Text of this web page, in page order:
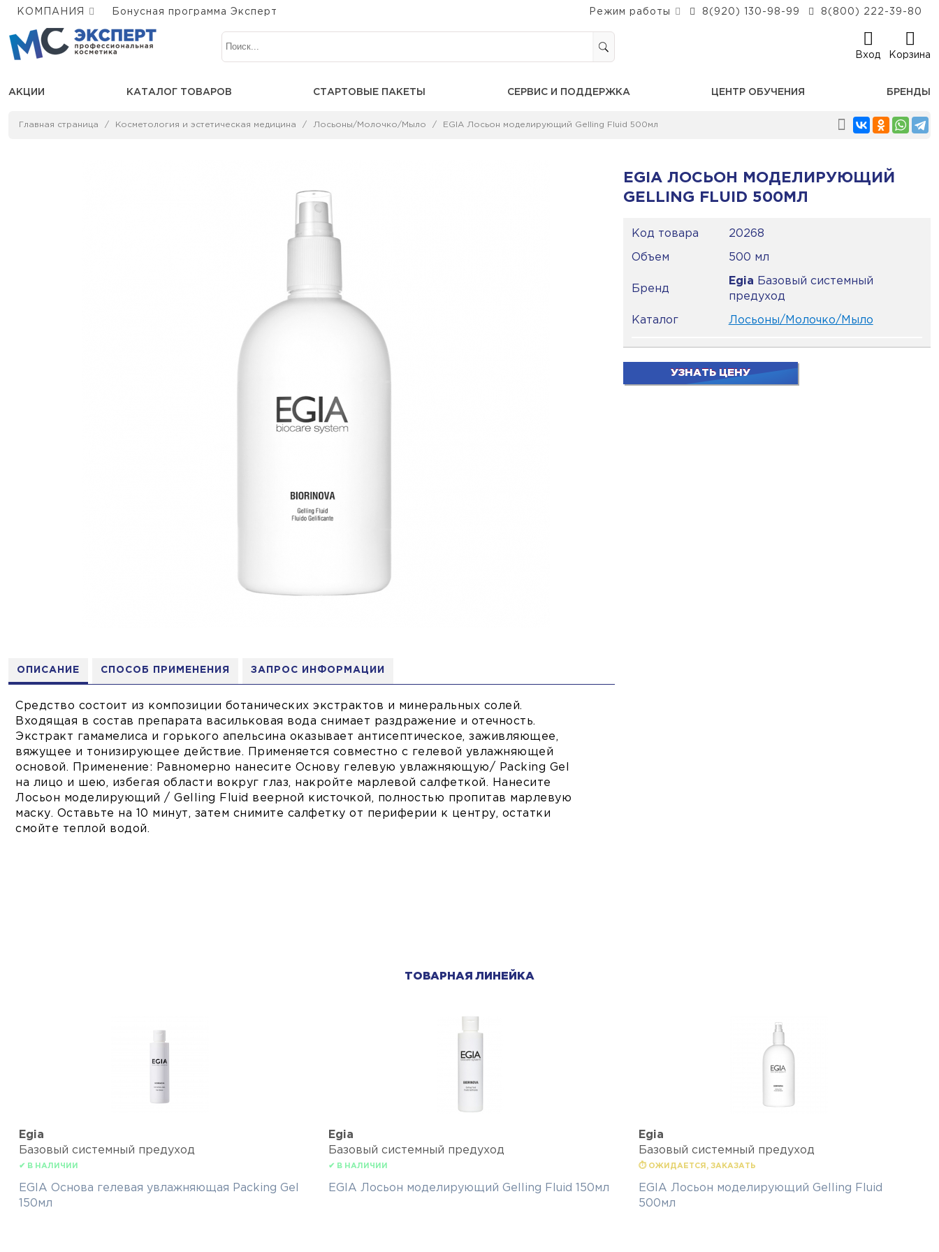
КОМПАНИЯ Бонусная программа Эксперт Режим работы 8(920) 130-98-99 8(800) 222-39-80
Вход Корзина
АКЦИИ КАТАЛОГ ТОВАРОВ СТАРТОВЫЕ ПАКЕТЫ СЕРВИС И ПОДДЕРЖКА ЦЕНТР ОБУЧЕНИЯ БРЕНДЫ
Главная страница Косметология и эстетическая медицина Лосьоны/Молочко/Мыло EGIA Лосьон моделирующий Gelling Fluid 500мл
ОПИСАНИЕ СПОСОБ ПРИМЕНЕНИЯ ЗАПРОС ИНФОРМАЦИИ
Средство состоит из композиции ботанических экстрактов и минеральных солей.
Входящая в состав препарата васильковая вода снимает раздражение и отечность.
Экстракт гамамелиса и горького апельсина оказывает антисептическое, заживляющее,
вяжущее и тонизирующее действие. Применяется совместно с гелевой увлажняющей
основой. Применение: Равномерно нанесите Основу гелевую увлажняющую/ Packing Gel
на лицо и шею, избегая области вокруг глаз, накройте марлевой салфеткой. Нанесите
Лосьон моделирующий / Gelling Fluid веерной кисточкой, полностью пропитав марлевую
маску. Оставьте на 10 минут, затем снимите салфетку от периферии к центру, остатки
смойте теплой водой.
EGIA ЛОСЬОН МОДЕЛИРУЮЩИЙ
GELLING FLUID 500МЛ
Код товара 20268
Объем 500 мл
Бренд
Egia Базовый системный
предуход
Каталог Лосьоны/Молочко/Мыло
УЗНАТЬ ЦЕНУ
ТОВАРНАЯ ЛИНЕЙКА
Egia
Базовый системный предуход
✔ В НАЛИЧИИ
EGIA Основа гелевая увлажняющая Packing Gel
150мл
Egia
Базовый системный предуход
✔ В НАЛИЧИИ
EGIA Лосьон моделирующий Gelling Fluid 150мл
Egia
Базовый системный предуход
⏱ ОЖИДАЕТСЯ, ЗАКАЗАТЬ
EGIA Лосьон моделирующий Gelling Fluid
500мл